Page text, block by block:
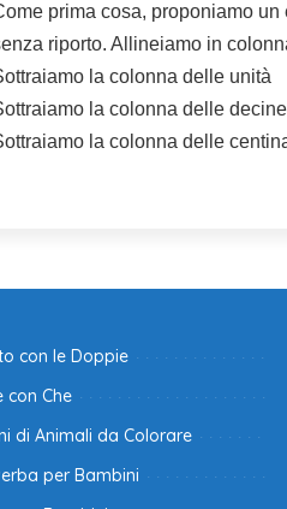
prima cosa, proponiamo
riporto. Allineiamo in
la colonna delle unità
la colonna delle
la colonna delle
con le Doppie
con Che
di Animali da Colorare
per Bambini